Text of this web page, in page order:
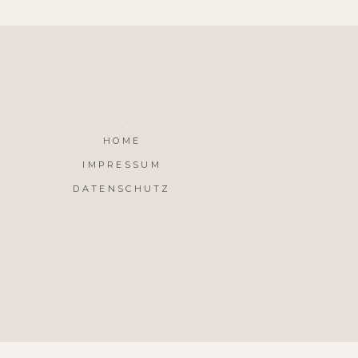
HOME
IMPRESSUM
DATENSCHUTZ